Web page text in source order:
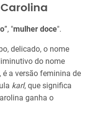
”, "mulher doce".
delicado, o nome
do nome
é a versão feminina de
karl, que significa
ganha o